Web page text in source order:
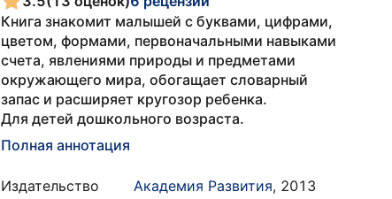
Книга знакомит малышей с буквами, цифрами,
цветом, формами, первоначальными навыками
счета, явлениями природы и предметами
окружающего мира, обогащает словарный
запас и расширяет кругозор ребенка.
Для детей дошкольного возраста.
Полная аннотация
Издательство Академия Развития, 2013